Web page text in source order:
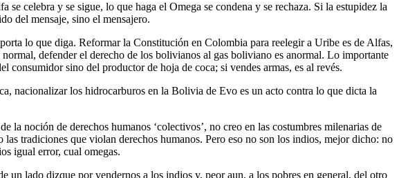
celebra y se sigue, lo que haga el Omega se condena y se rechaza. Si la estupidez la
del mensaje, sino el mensajero.
lo que diga. Reformar la Constitución en Colombia para reelegir a Uribe es de Alfas,
defender el derecho de los bolivianos al gas boliviano es anormal. Lo importante
consumidor sino del productor de hoja de coca; si vendes armas, es al revés.
nacionalizar los hidrocarburos en la Bolivia de Evo es un acto contra lo que dicta la
noción de derechos humanos ‘colectivos’, no creo en las costumbres milenarias de
tradiciones que violan derechos humanos. Pero eso no son los indios, mejor dicho: no
igual error, cual omegas.
un lado dizque por vendernos a los indios y, peor aun, a los pobres en general, del otro